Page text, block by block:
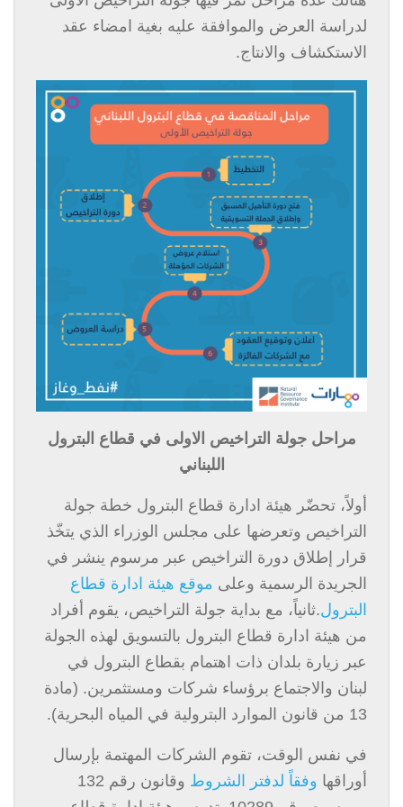
لدراسة العرض والموافقة عليه بغية امضاء عقد
الاستكشاف والانتاج.
مراحل جولة التراخيص الاولى في قطاع البترول
اللبناني
أولاً، تحضّر هيئة ادارة قطاع البترول خطة جولة
التراخيص وتعرضها على مجلس الوزراء الذي يتخّذ
قرار إطلاق دورة التراخيص عبر مرسوم ينشر في
الجريدة الرسمية وعلى موقع هيئة ادارة قطاع
البترول.ثانياً، مع بداية جولة التراخيص، يقوم أفراد
من هيئة ادارة قطاع البترول بالتسويق لهذه الجولة
عبر زيارة بلدان ذات اهتمام بقطاع البترول في
لبنان والاجتماع برؤساء شركات ومستثمرين. (مادة
13 من قانون الموارد البترولية في المياه البحرية).
في نفس الوقت، تقوم الشركات المهتمة بإرسال
أوراقها وفقاً لدفتر الشروط
وقانون رقم 132